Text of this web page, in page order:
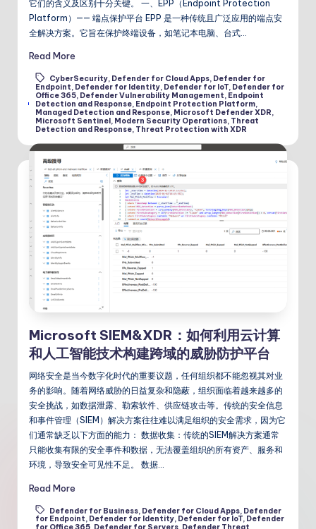
它们的含义及区别十分关键。 一、EPP（Endpoint Protection
Platform）—— 端点保护平台 EPP 是一种传统且广泛应用的端点安
全解决方案。它旨在保护终端设备，如笔记本电脑、台式…
Read More
Tags:
CyberSecurity, Defender for Cloud Apps, Defender for
Endpoint, Defender for Identity, Defender for IoT, Defender for
Office 365, Defender Vulnerability Management, Endpoint
Detection and Response, Endpoint Protection Platform,
Managed Detection and Response, Microsoft Defender XDR,
Microsoft Sentinel, Modern Security Operations, Threat
Detection and Response, Threat Protection with XDR
Microsoft SIEM&XDR：如何利用云计算
和人工智能技术构建跨域的威胁防护平台
网络安全是当今数字化时代的重要议题，任何组织都不能忽视其对业
务的影响。随着网络威胁的日益复杂和隐蔽，组织面临着越来越多的
安全挑战，如数据泄露、勒索软件、供应链攻击等。传统的安全信息
和事件管理（SIEM）解决方案往往难以满足组织的安全需求，因为它
们通常缺乏以下方面的能力： 数据收集：传统的SIEM解决方案通常
只能收集有限的安全事件和数据，无法覆盖组织的所有资产、服务和
环境，导致安全可见性不足。 数据…
Read More
Defender for Business, Defender for Cloud Apps, Defender
for Endpoint, Defender for Identity, Defender for IoT, Defender